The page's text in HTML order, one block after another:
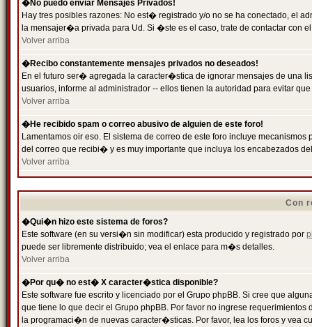
�No puedo enviar Mensajes Privados!
Hay tres posibles razones: No est� registrado y/o no se ha conectado, el
la mensajer�a privada para Ud. Si �ste es el caso, trate de contactar con
Volver arriba
�Recibo constantemente mensajes privados no deseados!
En el futuro ser� agregada la caracter�stica de ignorar mensajes de una
usuarios, informe al administrador -- ellos tienen la autoridad para evitar
Volver arriba
�He recibido spam o correo abusivo de alguien de este foro!
Lamentamos oir eso. El sistema de correo de este foro incluye
del correo que recibi� y es muy importante que incluya los encabezados
Volver arriba
Con
�Qui�n hizo este sistema de foros?
Este software (en su versi�n sin modificar) esta producido y registrado por
puede ser libremente distribuido; vea el enlace para m�s detalles.
Volver arriba
�Por qu� no est� X caracter�stica disponible?
Este software fue escrito y licenciado por el Grupo phpBB. Si cree que
que tiene lo que decir el Grupo phpBB. Por favor no ingrese
la programaci�n de nuevas caracter�sticas. Por favor, lea los foros y vea